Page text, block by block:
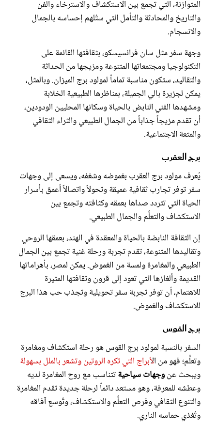
المتوازنة، التي تجمع بين الاستكشاف والاسترخاء والفن
والتاريخ والمحادثة والتأمل التي ستُلهم إحساسه بالجمال
والانسجام.
وجهة سفر مثل سان فرانسيسكو، بثقافتها القائمة على
التكنولوجيا ومجتمعاتها المتنوعة ومزيجها من الحداثة
والتقاليد، ستكون مناسبة تماماً لمولود برج الميزان. وبالمثل،
يمكن لجزيرة بالي الجميلة، بمناظرها الطبيعية الخلابة
ومشهدها الفني النابض بالحياة وسكانها المحليين الودودين،
أن تقدم مزيجاً جذاباً من الجمال الطبيعي والثراء الثقافي
والمتعة الاجتماعية.
برج العقرب
يُعرف مولود برج العقرب بغموضه وشغفه، ويسعى إلى وجهات
سفر توفر تجارب ثقافية عميقة وتحولاً واتصالاً أعمق بأسرار
الحياة التي تتردد صداها بعمقه وكثافته وتجمع بين
الاستكشاف والتعلُّم والجمال الطبيعي.
إن الثقافة النابضة بالحياة والمعقدة في الهند، بعمقها الروحي
وتقاليدها المتنوعة، تقدم تجربة ورحلة غنية تجمع بين الجمال
الطبيعي والمغامرة ولمسة من الغموض. يمكن لمصر، بأهراماتها
القديمة وألغازها التي تعود إلى قرون وثقافتها المثيرة
للاهتمام، أن توفر تجربة سفر تحويلية وتجذب حب هذا البرج
للاستكشاف والغموض.
برج القوس
السفر بالنسبة لمولود برج القوس هو رحلة استكشاف ومغامرة
وتعلُّم؛ فهو من الأبراج التي تكره الروتين وتشعر بالملل بسهولة
ويبحث عنوجهات سياحيةتتناسب مع روح المغامرة لديه
وعطشه للمعرفة، وهو مستعد دائماً لرحلة جديدة تقدم المغامرة
والتنوع الثقافي وفرص التعلُّم والاستكشاف، وتُوسع آفاقه
وتُغذي حماسه الناري.